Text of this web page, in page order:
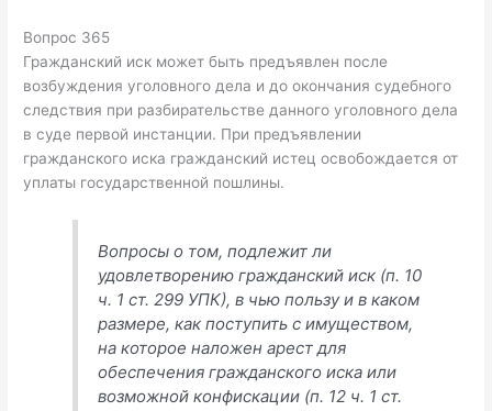
Вопрос 365
Гражданский иск может быть предъявлен после
возбуждения уголовного дела и до окончания судебного
следствия при разбирательстве данного уголовного дела
в суде первой инстанции. При предъявлении
гражданского иска гражданский истец освобождается от
уплаты государственной пошлины.
Вопросы о том, подлежит ли
удовлетворению гражданский иск (п. 10
ч. 1 ст. 299 УПК), в чью пользу и в каком
размере, как поступить с имуществом,
на которое наложен арест для
обеспечения гражданского иска или
возможной конфискации (п. 12 ч. 1 ст.